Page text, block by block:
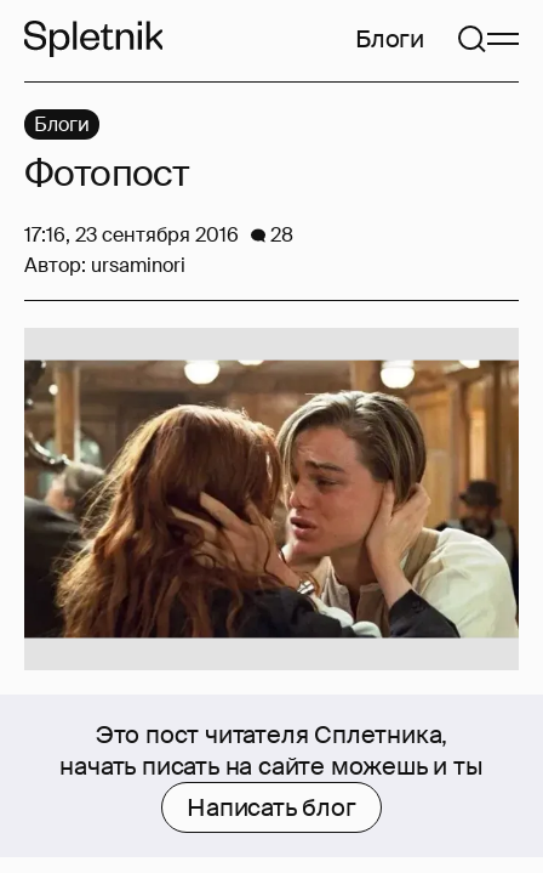
Блоги
Это пост читателя Сплетника,
начать писать на сайте можешь и ты
Написать блог
Блоги
Фотопост
17:16, 23 сентября 2016
28
Автор: ursaminori